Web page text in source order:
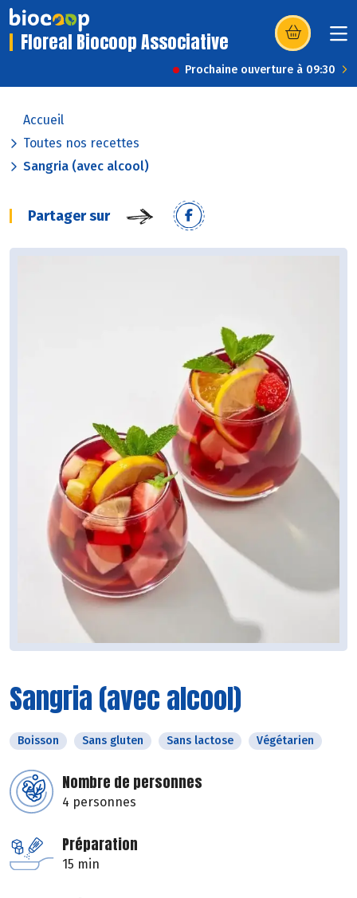
Floreal Biocoop Associative (s’ouvre dans
Prochaine ouverture à 09:30
Accueil
Toutes nos recettes
Sangria (avec alcool)
Partager sur
Sangria (avec alcool)
Boisson Sans gluten Sans lactose Végétarien
Nombre de personnes
4 personnes
Préparation
15 min